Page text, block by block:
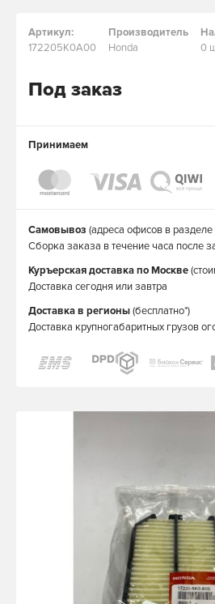
Артикул:
172205K0A00
Производитель
Honda
0
Под заказ
Принимаем
Самовывоз (адреса офисов в разделе
Сборка заказа в течение часа после
Куръерская доставка по Москве
Доставка сегодня или завтра
Доставка в регионы(бесплатно*)
Доставка крупногабаритных грузов